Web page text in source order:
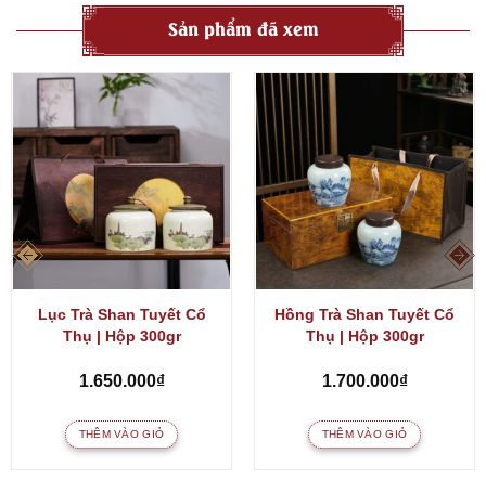
Sản phẩm đã xem
Lục Trà Shan Tuyết Cổ
Thụ | Hộp 300gr
1.650.000₫
THÊM VÀO GIỎ
Hồng Trà Shan Tuyết Cổ
Thụ | Hộp 300gr
1.700.000₫
THÊM VÀO GIỎ